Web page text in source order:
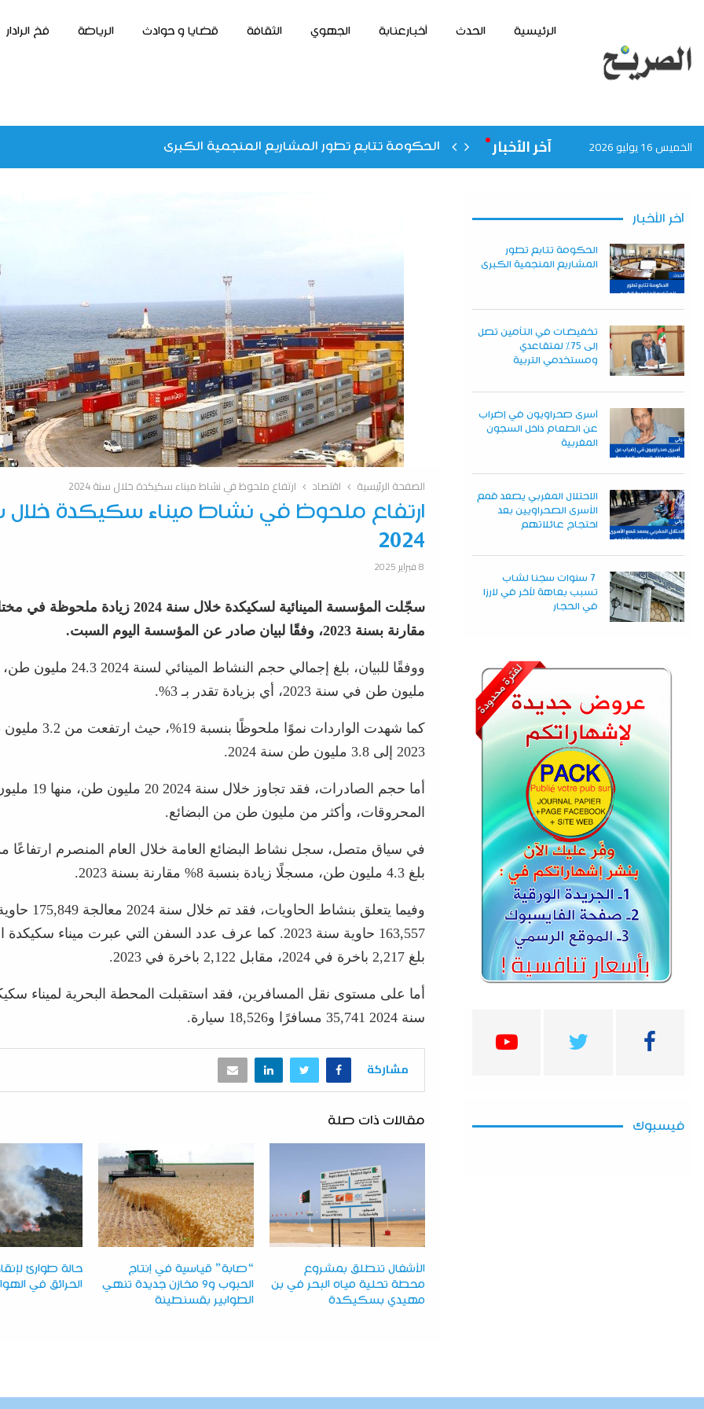
الرئيسية الحدث أخبارعنابة الجهوي الثقافة قضايا و حوادث الرياضة فخ الرادار
الخميس 16 يوليو 2026 آخر الأخبار الحكومة تتابع تطور المشاريع المنجمية الكبرى
الصفحة الرئيسية اقتصاد ارتفاع ملحوظ في نشاط ميناء سكيكدة خلال سنة 2024
ارتفاع ملحوظ في نشاط ميناء سكيكدة خلال
2024
8 فبراير 2025
سجّلت المؤسسة المينائية لسكيكدة خلال سنة 2024
مقارنة بسنة 2023، وفقًا لبيان صادر عن المؤسسة اليوم السبت.
مليون طن في سنة 2023، أي بزيادة تقدر بـ 3%.
كما شهدت الواردات نموًا
2023 إلى 3.8 مليون طن سنة 2024.
أما حجم الصادرات، فقد
المحروقات، وأكثر من مليون طن من البضائع.
في سياق متصل، سجل نشاط البضائع العامة خلال العام المنصرم ارتفاعًا
بلغ 4.3 مليون طن، مسجلًا زيادة بنسبة 8% مقارنة بسنة 2023.
وفيما يتعلق بنشاط
163,557 حاوية سنة 2023. كما عرف عدد السفن التي عبرت ميناء
بلغ 2,217 باخرة في 2024، مقابل 2,122 باخرة في 2023.
أما على مستوى نقل المسافرين، فقد استقبلت المحطة البحرية لميناء
سنة 2024 35,741 مسافرًا و18,526 سيارة.
مشاركة
مقالات ذات صلة
الأشغال تنطلق بمشروع
محطة تحلية مياه البحر في بن
مهيدي بسكيكدة
“صابة” قياسية في إنتاج
الحبوب و9 مخازن جديدة تنهي
الطوابير بقسنطينة
حالة طوارئ
الحرائق في
آخر الأخبار
الحكومة تتابع تطور
المشاريع المنجمية الكبرى
تخفيضات في التأمين تصل
إلى 75% لمتقاعدي
ومستخدمي التربية
أسرى صحراويون في إضراب
عن الطعام داخل السجون
المغربية
الاحتلال المغربي يصعد قمع
الأسرى الصحراويين بعد
احتجاج عائلاتهم
7 سنوات سجنا لشاب
تسبب بعاهة لآخر في لارزا
في الحجار
فيسبوك